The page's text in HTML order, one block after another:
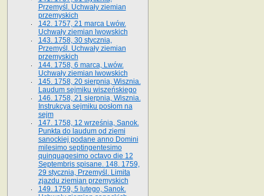
Przemyśl. Uchwały ziemian
przemyskich
142. 1757, 21 marca Lwów.
Uchwały ziemian lwowskich
143. 1758, 30 stycznia,
Przemyśl. Uchwały ziemian
przemyskich
144. 1758, 6 marca, Lwów.
Uchwały ziemian lwowskich
145. 1758, 20 sierpnia, Wisznia.
Laudum sejmiku wiszeńskiego
146. 1758, 21 sierpnia, Wisznia.
Instrukcya sejmiku posłom na
sejm
147. 1758, 12 września, Sanok.
Punkta do laudum od ziemi
sanockiej podane anno Domini
milesimo septingentesimo
quinquagesimo octavo die 12
Septembris spisane. 148. 1759,
29 stycznia, Przemyśl. Limita
zjazdu ziemian przemyskich
149. 1759, 5 lutego, Sanok.